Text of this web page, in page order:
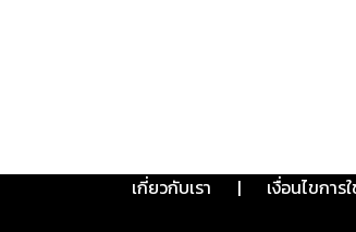
เกี่ยวกับเรา | เงื่อนไขการ